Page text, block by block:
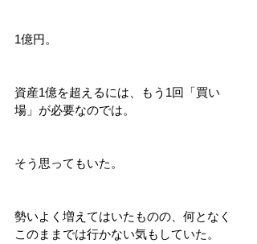
1億円。
資産1億を超えるには、もう1回「買い
場」が必要なのでは。
そう思ってもいた。
勢いよく増えてはいたものの、何となく
このままでは行かない気もしていた。